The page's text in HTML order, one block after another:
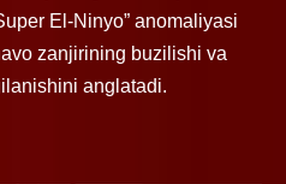
El-Ninyo” anomaliyasi
zanjirining buzilishi va
anglatadi.